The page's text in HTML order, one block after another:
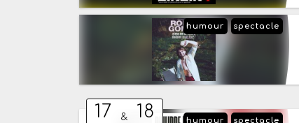
spectacle
humour
17 & 18 spectacle
humour